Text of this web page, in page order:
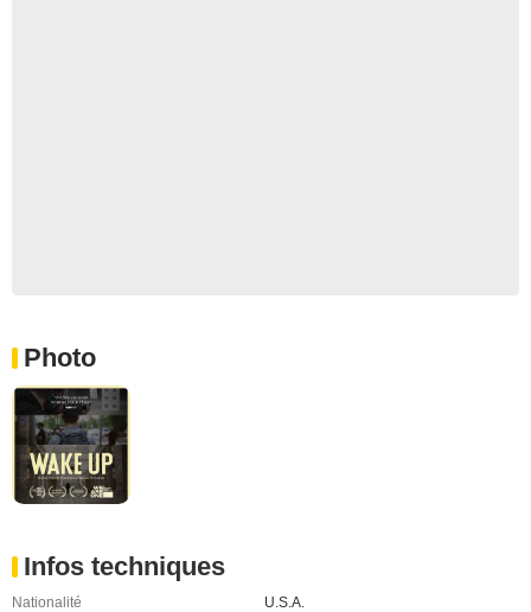
Photo
Infos techniques
Nationalité
U.S.A.